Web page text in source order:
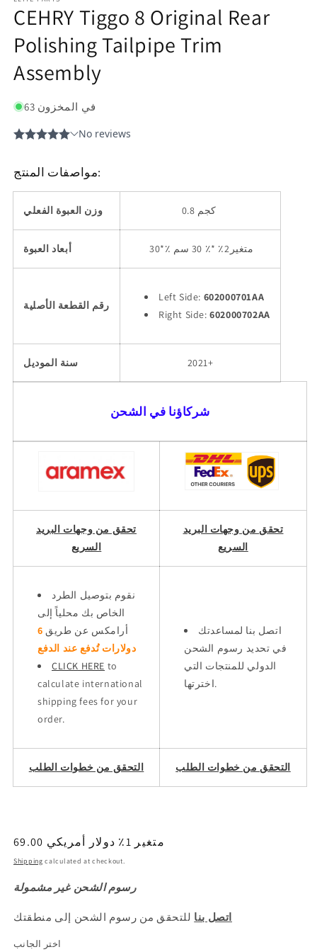
CEHRY Tiggo 8 Original Rear
Polishing Tailpipe Trim
Assembly
63 في المخزون
مواصفات المنتج:
وزن العبوة الفعلي
أبعاد العبوة 30 *٪ متغير2٪ *٪ 30 سم
رقم القطعة الأصلية
Left Side: 602000701AA
Right Side:602000702AA
سنة الموديل 2021+
شركاؤنا في الشحن
تحقق من وجهات البريد
السريع
تحقق من وجهات البريد
السريع
نقوم بتوصيل الطرد
الخاص بك محلياً إلى
أرامكس عن طريق 6
دولارات تُدفع عند الدفع
CLICK HERE to
calculate international
shipping fees for your
order.
اتصل بنا لمساعدتك
في تحديد رسوم الشحن
الدولي للمنتجات التي
اخترتها.
التحقق من خطوات الطلب التحقق من خطوات الطلب
السعر
العادي
69.00 متغير 1٪ دولار أمريكي
Shipping calculated at checkout.
رسوم الشحن غير مشمولة
اتصل بنا للتحقق من رسوم الشحن إلى منطقتك
اختر الجانب